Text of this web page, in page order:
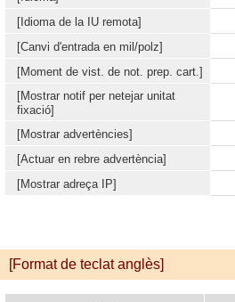
[Idioma de la IU remota]
[Canvi d'entrada en mil/polz]
[Moment de vist. de not. prep. cart.]
[Mostrar notif per netejar unitat
fixació]
[Mostrar advertències]
[Actuar en rebre advertència]
[Mostrar adreça IP]
[Format de teclat anglès]